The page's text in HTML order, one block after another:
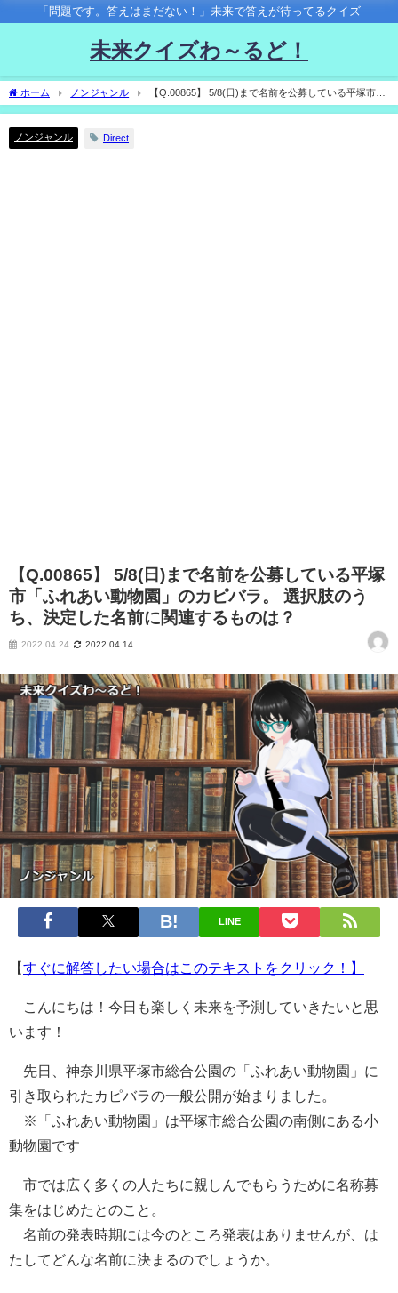
「問題です。答えはまだない！」未来で答えが待ってるクイズ
未来クイズわ～るど！
ホーム ノンジャンル
【Q.00865】 5/8(日)まで名前を公募している平塚市
「ふれあい動物園」のカピバラ。 選択肢のうち、決定した名前に関連するものは？
ノンジャンル Direct
【Q.00865】 5/8(日)まで名前を公募している平塚
市「ふれあい動物園」のカピバラ。 選択肢のう
ち、決定した名前に関連するものは？
2022.04.24 2022.04.14
LINE
【すぐに解答したい場合はこのテキストをクリック！】
こんにちは！今日も楽しく未来を予測していきたいと思
います！
先日、神奈川県平塚市総合公園の「ふれあい動物園」に
引き取られたカピバラの一般公開が始まりました。
※「ふれあい動物園」は平塚市総合公園の南側にある小
動物園です
市では広く多くの人たちに親しんでもらうために名称募
集をはじめたとのこと。
名前の発表時期には今のところ発表はありませんが、は
たしてどんな名前に決まるのでしょうか。